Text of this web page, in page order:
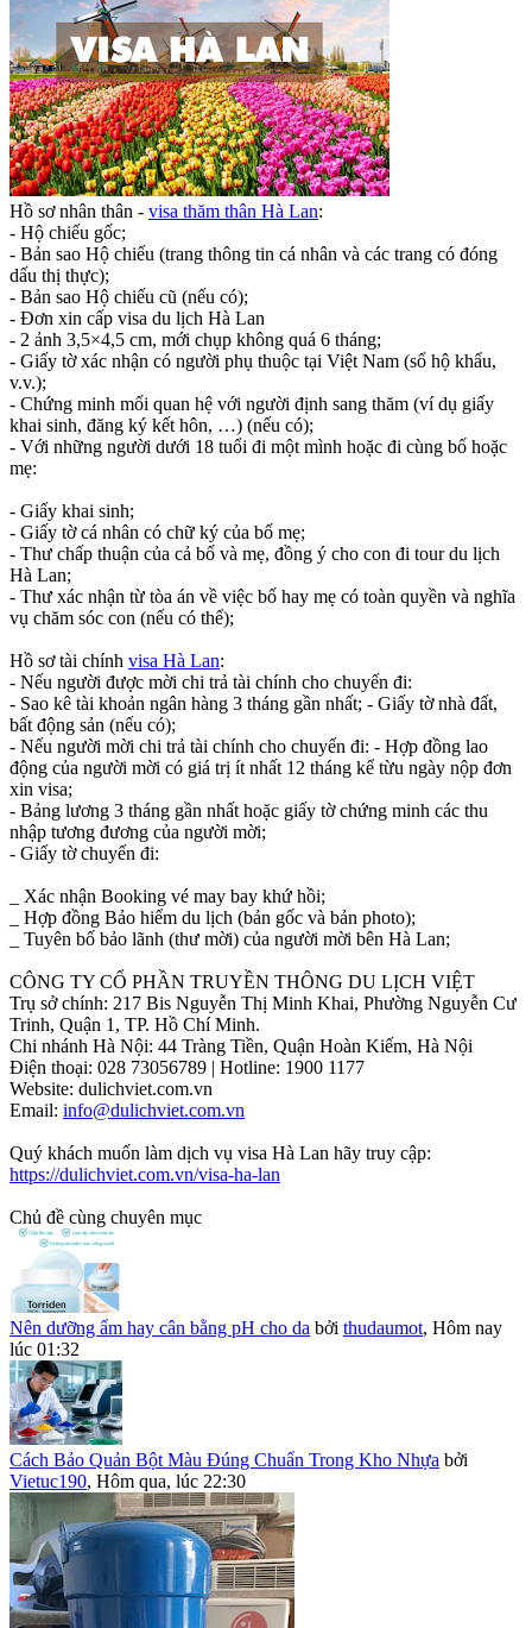
Hồ sơ nhân thân - visa thăm thân Hà Lan:
- Hộ chiếu gốc;
- Bản sao Hộ chiếu (trang thông tin cá nhân và các trang có đóng
dấu thị thực);
- Bản sao Hộ chiếu cũ (nếu có);
- Đơn xin cấp visa du lịch Hà Lan
- 2 ảnh 3,5×4,5 cm, mới chụp không quá 6 tháng;
- Giấy tờ xác nhận có người phụ thuộc tại Việt Nam (sổ hộ khẩu,
v.v.);
- Chứng minh mối quan hệ với người định sang thăm (ví dụ giấy
khai sinh, đăng ký kết hôn, …) (nếu có);
- Với những người dưới 18 tuổi đi một mình hoặc đi cùng bố hoặc
mẹ:
- Giấy khai sinh;
- Giấy tờ cá nhân có chữ ký của bố mẹ;
- Thư chấp thuận của cả bố và mẹ, đồng ý cho con đi tour du lịch
Hà Lan;
- Thư xác nhận từ tòa án về việc bố hay mẹ có toàn quyền và nghĩa
vụ chăm sóc con (nếu có thể);
Hồ sơ tài chính visa Hà Lan:
- Nếu người được mời chi trả tài chính cho chuyến đi:
- Sao kê tài khoản ngân hàng 3 tháng gần nhất; - Giấy tờ nhà đất,
bất động sản (nếu có);
- Nếu người mời chi trả tài chính cho chuyến đi: - Hợp đồng lao
động của người mời có giá trị ít nhất 12 tháng kể từu ngày nộp đơn
xin visa;
- Bảng lương 3 tháng gần nhất hoặc giấy tờ chứng minh các thu
nhập tương đương của người mời;
- Giấy tờ chuyến đi:
_ Xác nhận Booking vé may bay khứ hồi;
_ Hợp đồng Bảo hiểm du lịch (bản gốc và bản photo);
_ Tuyên bố bảo lãnh (thư mời) của người mời bên Hà Lan;
CÔNG TY CỔ PHẦN TRUYỀN THÔNG DU LỊCH VIỆT
Trụ sở chính: 217 Bis Nguyễn Thị Minh Khai, Phường Nguyễn Cư
Trinh, Quận 1, TP. Hồ Chí Minh.
Chi nhánh Hà Nội: 44 Tràng Tiền, Quận Hoàn Kiếm, Hà Nội
Điện thoại: 028 73056789 | Hotline: 1900 1177
Website: dulichviet.com.vn
Email: info@dulichviet.com.vn
Quý khách muốn làm dịch vụ visa Hà Lan hãy truy cập:
https://dulichviet.com.vn/visa-ha-lan
Chủ đề cùng chuyên mục
Nên dưỡng ẩm hay cân bằng pH cho da bởi thudaumot, Hôm nay
lúc 01:32
Cách Bảo Quản Bột Màu Đúng Chuẩn Trong Kho Nhựa bởi
Vietuc190, Hôm qua, lúc 22:30